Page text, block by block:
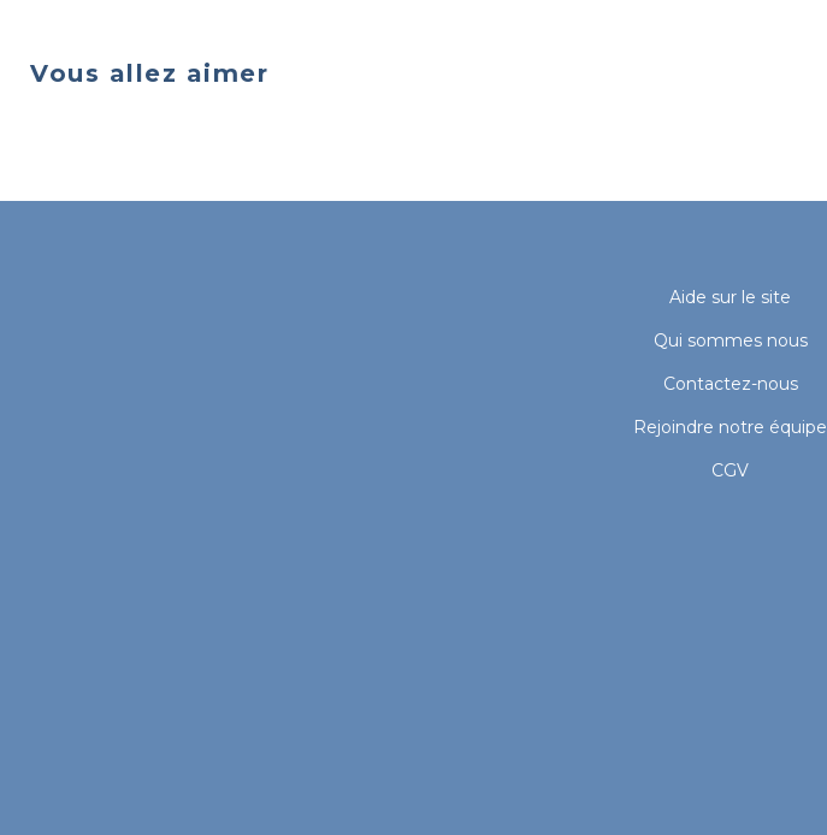
Vous allez aimer
Aide sur le site
Qui sommes nous
Contactez-nous
Rejoindre notre équipe
CGV